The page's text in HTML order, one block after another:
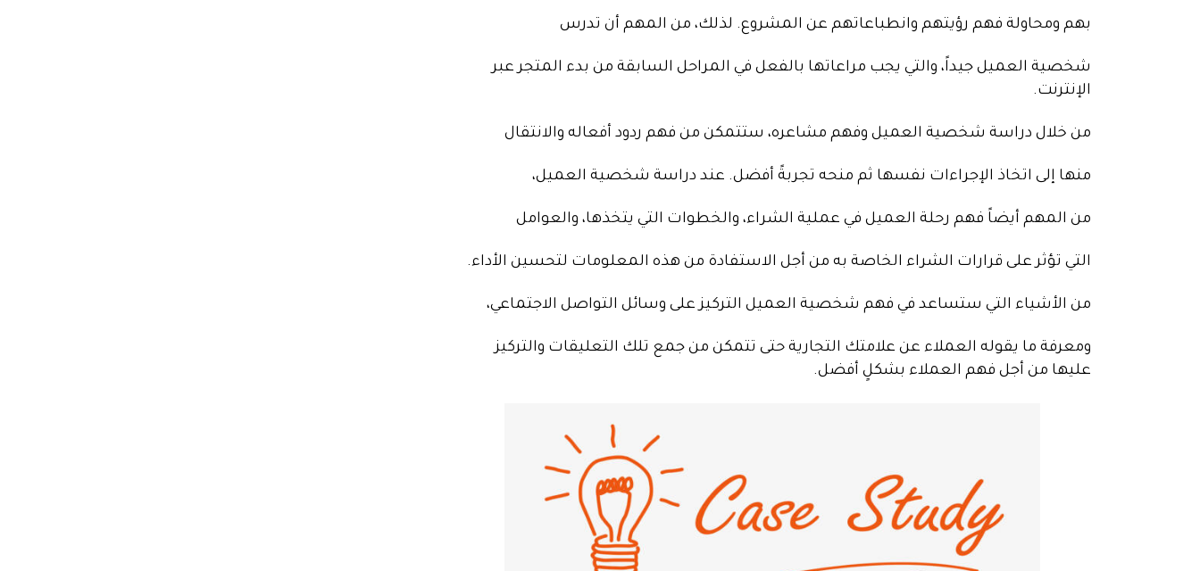
بهم ومحاولة فهم رؤيتهم وانطباعاتهم عن المشروع. لذلك، من المهم أن تدرس
شخصية العميل جيداً، والتي يجب مراعاتها بالفعل في المراحل السابقة من بدء المتجر عبر
الإنترنت.
من خلال دراسة شخصية العميل وفهم مشاعره، ستتمكن من فهم ردود أفعاله والانتقال
منها إلى اتخاذ الإجراءات نفسها ثم منحه تجربةً أفضل. عند دراسة شخصية العميل،
من المهم أيضاً فهم رحلة العميل في عملية الشراء، والخطوات التي يتخذها، والعوامل
التي تؤثر على قرارات الشراء الخاصة به من أجل الاستفادة من هذه المعلومات لتحسين الأداء.
من الأشياء التي ستساعد في فهم شخصية العميل التركيز على وسائل التواصل الاجتماعي،
ومعرفة ما يقوله العملاء عن علامتك التجارية حتى تتمكن من جمع تلك التعليقات والتركيز
عليها من أجل فهم العملاء بشكلٍ أفضل.